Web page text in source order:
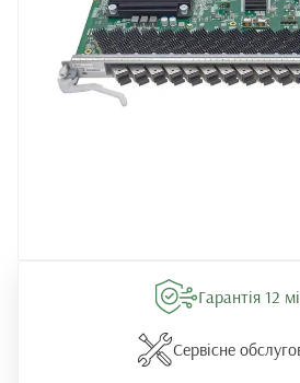
Гарантія 12
Сервісне